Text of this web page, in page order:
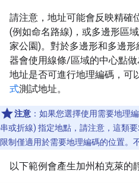
請注意，地址可能會反映精確
(例如命名路線)，或多邊形區
家公園)。對於多邊形和多邊
器會使用線條/區域的中心點
地址是否可進行地理編碼，可
式測試地址。
注意 ：如果您選擇使用需要地理
串或折線) 指定地點，請注意，這類
限制僅適用於需要地理編碼的位置。
以下範例會產生加州柏克萊的